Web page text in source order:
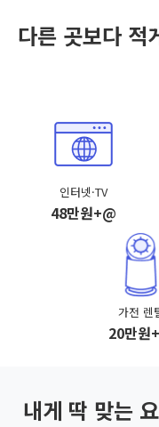
다른 곳보다 적
인터넷·TV
48만원+@
가전 렌
20만원
내게 딱 맞는